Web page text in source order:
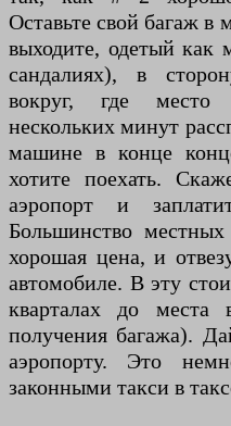
Оставьте свой багаж в
выходите, одетый
сандалиях), в
вокруг, где место
нескольких минут
машине в конце
хотите поехать.
аэропорт и
Большинство
хорошая цена, и
автомобиле. В эту
кварталах до места
получения багажа).
аэропорту. Это
законными такси в